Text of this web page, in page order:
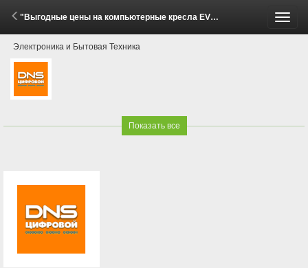
"Выгодные цены на компьютерные кресла EVOLUTION!" (29 Мая - 15 Июня 2026)
Электроника и Бытовая Техника
Показать все